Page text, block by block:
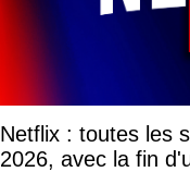
Netflix : toutes les
2026, avec la fin